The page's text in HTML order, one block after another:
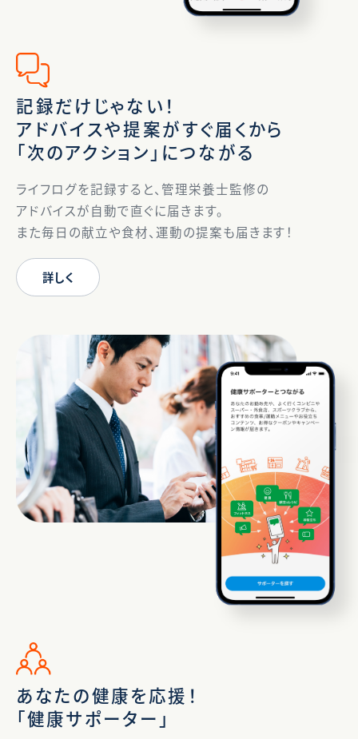
記録だけじゃない！
アドバイスや提案がすぐ届くから
「次のアクション」につながる
ライフログを記録すると、管理栄養士監修の
アドバイスが自動で直ぐに届きます。
また毎日の献立や食材、運動の提案も届きます！
詳しく
あなたの健康を応援！
「健康サポーター」